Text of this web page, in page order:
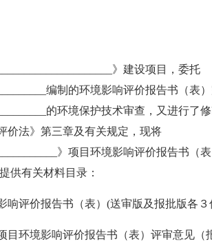
》建设项目，委托
编制的环境影响评价报告书（表
的环境保护技术审查，又进行
价法》第三章及有关规定，现将
》项目环境影响评价报告书
供有关材料目录：
响评价报告书（表）(送审版及报批版各３
目环境影响评价报告书（表）评审意见（